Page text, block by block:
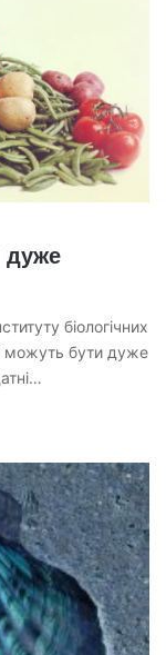
дуже
біологічних
можуть бути дуже